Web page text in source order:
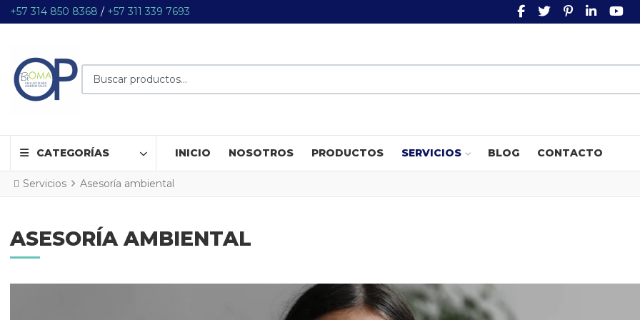
+57 314 850 8368 / +57 311 339 7693 FACEBOOK SOCIAL
TWITTER SOCIAL
PINTEREST
Buscar productos...
CATEGORÍAS INICIO NOSOTROS PRODUCTOS SERVICIOS BLOG CONTACTO
Servicios Asesoría ambiental
ASESORÍA AMBIENTAL